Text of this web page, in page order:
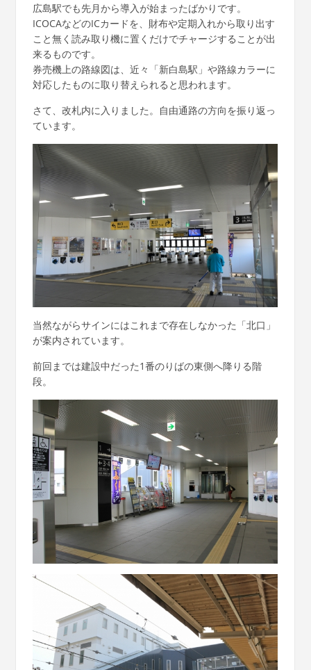
広島駅でも先月から導入が始まったばかりです。
ICOCAなどのICカードを、財布や定期入れから取り出す
こと無く読み取り機に置くだけでチャージすることが出
来るものです。
券売機上の路線図は、近々「新白島駅」や路線カラーに
対応したものに取り替えられると思われます。
さて、改札内に入りました。自由通路の方向を振り返っ
ています。
当然ながらサインにはこれまで存在しなかった「北口」
が案内されています。
前回までは建設中だった1番のりばの東側へ降りる階
段。